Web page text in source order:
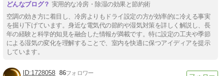
実用的な冷房・除湿の効果と節約術
空調の効き方に着目し、冷房よりもドライ設定の方が効率的に冷える事実
を掘り下げています。身近な電気代の節約や湿気対策を詳しく解説し、長
年の経験と科学的知見を融合した情報が満載です。特に設定の工夫や季節
による湿気の変化を理解することで、室内を快適に保つアイディアを提示
しています。
1728058 86